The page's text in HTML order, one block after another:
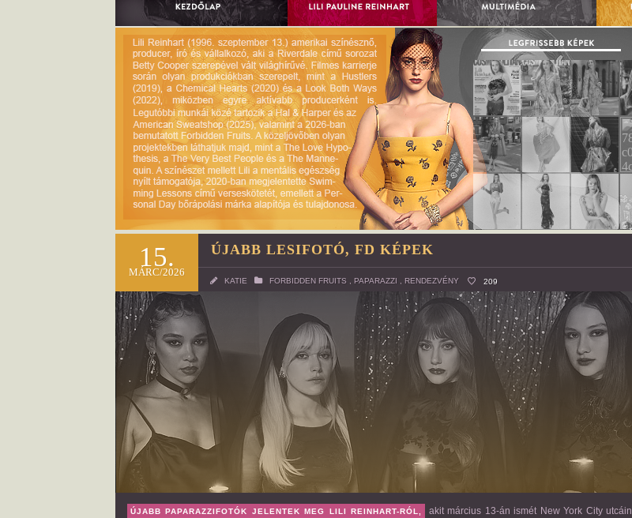
15.
MÁRC/2026
ÚJABB LESIFOTÓ, FD KÉPEK
KATIE FORBIDDEN FRUITS PAPARAZZI RENDEZVÉNY 209
ÚJABB PAPARAZZIFOTÓK JELENTEK MEG LILI REINHART-RÓL,
akit március 13-án ismét New York City utcáin